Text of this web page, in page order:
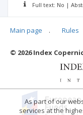
Full text: No |
|< <<
Main page . Rules
© 2026 Index
As part of our
services at the